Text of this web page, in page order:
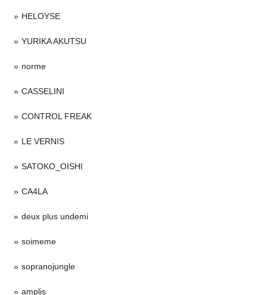
HELOYSE
YURIKA AKUTSU
norme
CASSELINI
CONTROL FREAK
LE VERNIS
SATOKO_OISHI
CA4LA
deux plus undemi
soimeme
sopranojungle
amplis